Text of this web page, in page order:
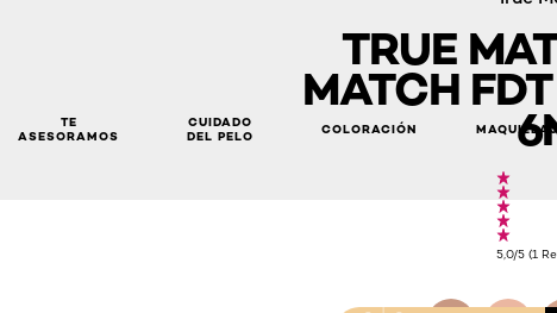
TE
ASESORAMOS
CUIDADO
DEL PELO
COLORACIÓN
TRUE
MATCH
5,0/5 (1